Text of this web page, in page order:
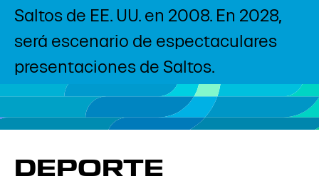
Saltos de EE. UU. en 2008. En 2028,
será escenario de espectaculares
presentaciones de Saltos.
DEPORTE